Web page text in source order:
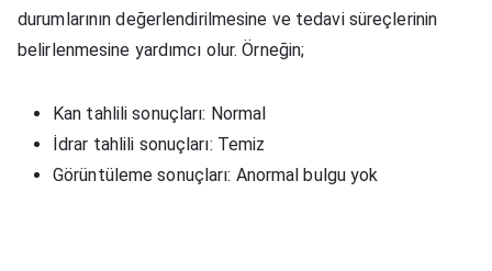
durumlarının değerlendirilmesine ve tedavi süreçlerinin
belirlenmesine yardımcı olur. Örneğin;
Kan tahlili sonuçları: Normal
İdrar tahlili sonuçları: Temiz
Görüntüleme sonuçları: Anormal bulgu yok